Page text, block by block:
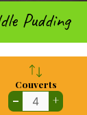
Pudding
Couverts
– +